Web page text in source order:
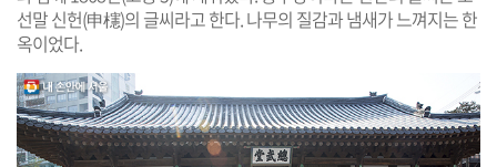
선말 신헌(申櫶)의 글씨라고 한다. 나무의 질감과 냄새가 느껴지는 한
옥이었다.